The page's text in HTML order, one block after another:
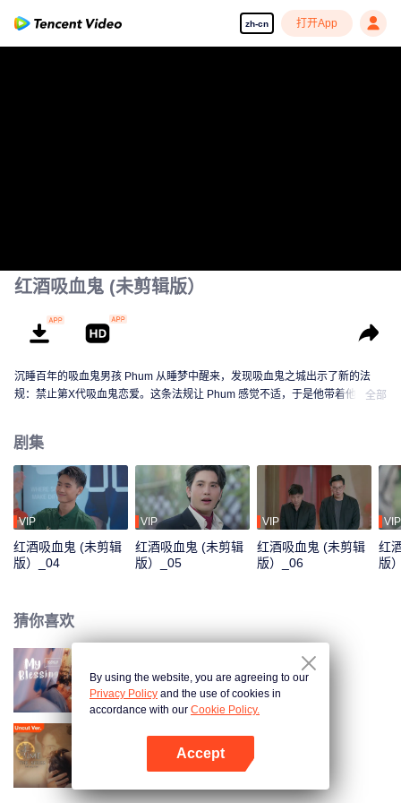
zh-cn 打开App
红酒吸血鬼 (未剪辑版）
沉睡百年的吸血鬼男孩 Phum 从睡梦中醒来，发现吸血鬼之城出示了新的法
规：禁止第X代吸血鬼恋爱。这条法规让 Phum 感觉不适，于是他带着他的伙
中人类身体——即使，这么做可能会导致意想不到的后果。 Phum 发现在人类
是世界中的自己是一个失恋男孩，生活一片混乱。当他遇到秘密酒吧的老板
Patrick，他在他手下工作，从此他们产生了交集。
全部
剧集
VIP
红酒吸血鬼 (未剪辑
版）_04
VIP
红酒吸血鬼 (未剪辑
版）_05
VIP
红酒吸血鬼 (未剪辑
版）_06
VIP
红
版
猜你喜欢
我的祝福
逆时拯救 (未剪辑版）
By using the website, you are agreeing to our
Privacy Policy and the use of cookies in
accordance with our Cookie Policy.
Accept